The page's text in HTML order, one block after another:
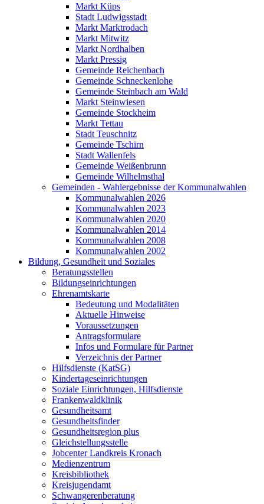
Markt Küps
Stadt Ludwigsstadt
Markt Marktrodach
Markt Mitwitz
Markt Nordhalben
Markt Pressig
Gemeinde Reichenbach
Gemeinde Schneckenlohe
Gemeinde Steinbach am Wald
Markt Steinwiesen
Gemeinde Stockheim
Markt Tettau
Stadt Teuschnitz
Gemeinde Tschirn
Stadt Wallenfels
Gemeinde Weißenbrunn
Gemeinde Wilhelmsthal
Gemeinden - Wahlergebnisse der Kommunalwahlen
Kommunalwahlen 2026
Kommunalwahlen 2023
Kommunalwahlen 2020
Kommunalwahlen 2014
Kommunalwahlen 2008
Kommunalwahlen 2002
Bildung, Gesundheit und Soziales
Beratungsstellen
Bildungseinrichtungen
Ehrenamtskarte
Bedeutung und Modalitäten
Aktuelle Hinweise
Voraussetzungen
Antragsformulare
Infos und Formulare für Partner
Verzeichnis der Partner
Hilfsdienste (KatSG)
Kindertageseinrichtungen
Soziale Einrichtungen, Hilfsdienste
Frankenwaldklinik
Gesundheitsamt
Gesundheitsfinder
Gesundheitsregion plus
Gleichstellungsstelle
Jobcenter Landkreis Kronach
Medienzentrum
Kreisbibliothek
Kreisjugendamt
Schwangerenberatung